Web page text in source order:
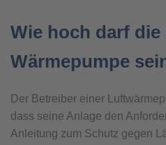
Wie hoch darf
Wärmepumpe
Der Betreiber einer
dass seine Anlage den
Anleitung zum Schutz gegen